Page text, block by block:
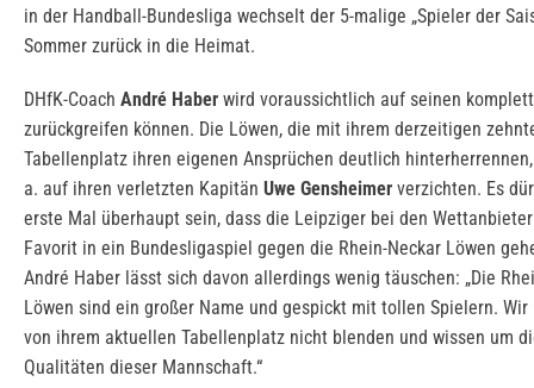
in der Handball-Bundesliga wechselt der 5-malige „Spieler der
Sommer zurück in die Heimat.
DHfK-Coach André Haber wird voraussichtlich auf seinen
zurückgreifen können. Die Löwen, die mit ihrem derzeitigen
Tabellenplatz ihren eigenen Ansprüchen deutlich
a. auf ihren verletzten Kapitän Uwe Gensheimer verzichten. Es
erste Mal überhaupt sein, dass die Leipziger bei den
Favorit in ein Bundesligaspiel gegen die Rhein-Neckar Löwen
André Haber lässt sich davon allerdings wenig täuschen: „Die
Löwen sind ein großer Name und gespickt mit tollen Spielern. Wir
von ihrem aktuellen Tabellenplatz nicht blenden und wissen um
Qualitäten dieser Mannschaft.“